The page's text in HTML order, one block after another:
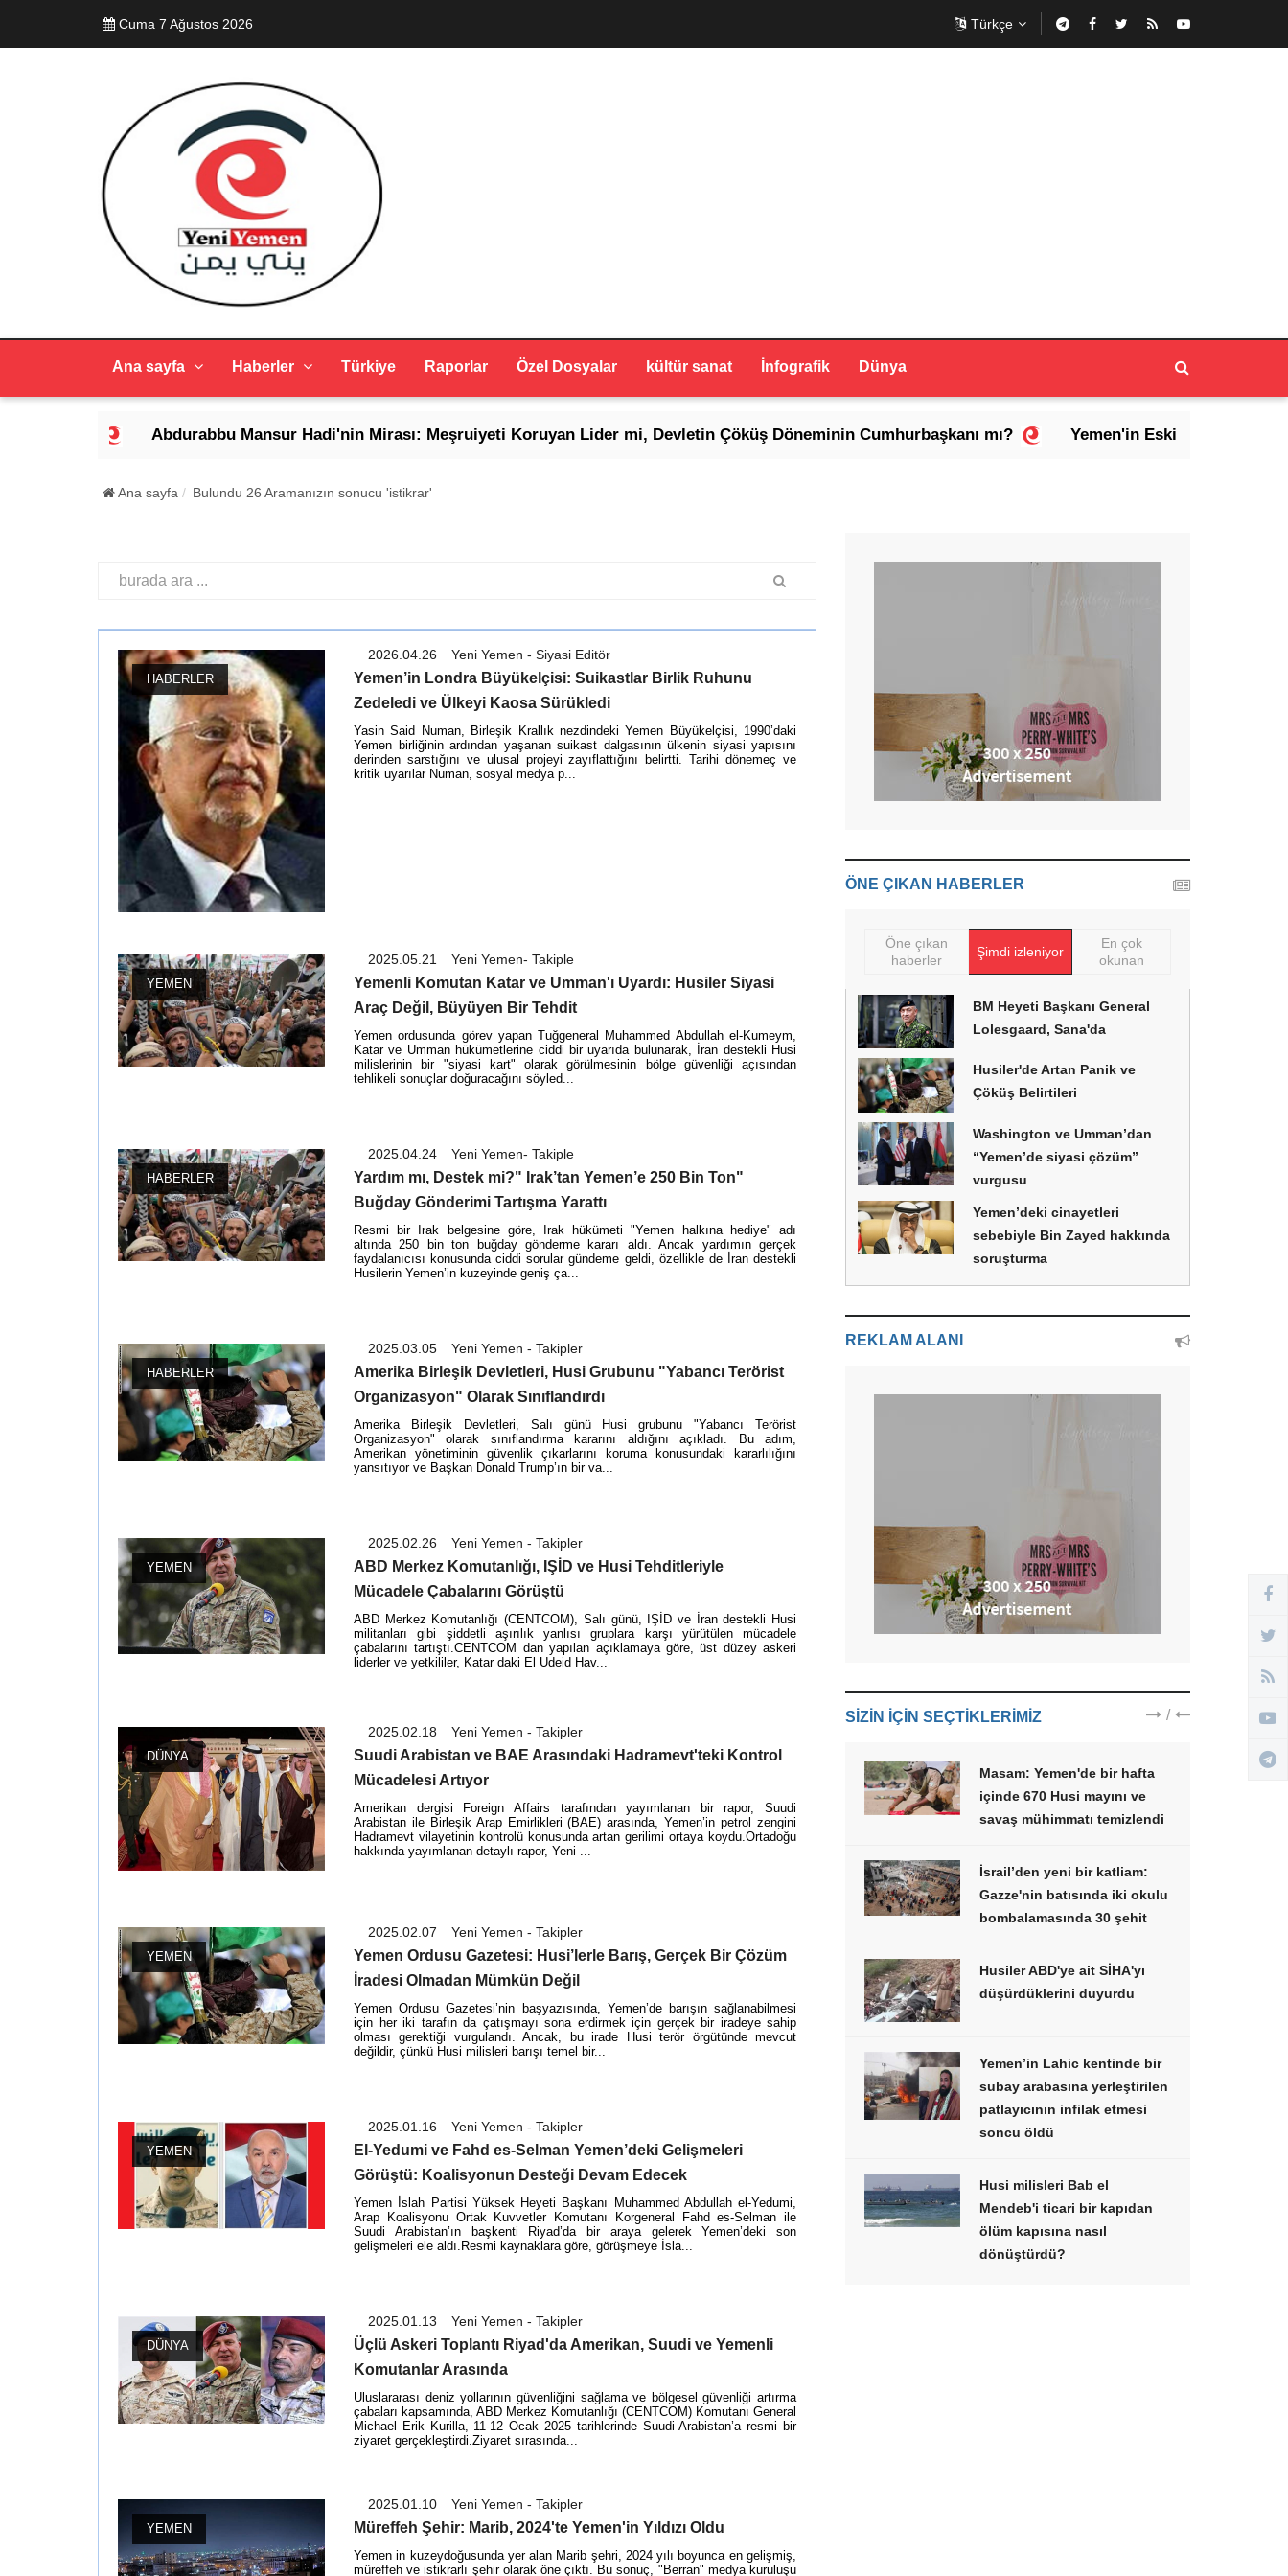
Cuma 7 Ağustos 2026 Türkçe
Ana sayfa Haberler Türkiye Raporlar Özel Dosyalar kültür sanat İnfografik Dünya
Abdurabbu Mansur Hadi'nin Mirası: Meşruiyeti Koruyan Lider mi, Devletin Çöküş Döneminin Cumhurbaşkanı mı? Yemen'in Eski Cumhurbaşkanı
Ana sayfa Bulundu 26 Aramanızın sonucu 'istikrar'
HABERLER
Yeni Yemen - Siyasi Editör
2026.04.26
Yemen’in Londra Büyükelçisi: Suikastlar Birlik Ruhunu
Zedeledi ve Ülkeyi Kaosa Sürükledi
Yasin Said Numan, Birleşik Krallık nezdindeki Yemen Büyükelçisi, 1990’daki
Yemen birliğinin ardından yaşanan suikast dalgasının ülkenin siyasi yapısını
derinden sarstığını ve ulusal projeyi zayıflattığını belirtti. Tarihi dönemeç ve
kritik uyarılar Numan, sosyal medya p...
YEMEN
Yeni Yemen- Takiple
2025.05.21
Yemenli Komutan Katar ve Umman'ı Uyardı: Husiler Siyasi
Araç Değil, Büyüyen Bir Tehdit
Yemen ordusunda görev yapan Tuğgeneral Muhammed Abdullah el-Kumeym,
Katar ve Umman hükümetlerine ciddi bir uyarıda bulunarak, İran destekli Husi
milislerinin bir "siyasi kart" olarak görülmesinin bölge güvenliği açısından
tehlikeli sonuçlar doğuracağını söyled...
HABERLER
Yeni Yemen- Takiple
2025.04.24
"Yardım mı, Destek mi?" Irak’tan Yemen’e 250 Bin Ton
Buğday Gönderimi Tartışma Yarattı
Resmi bir Irak belgesine göre, Irak hükümeti "Yemen halkına hediye" adı
altında 250 bin ton buğday gönderme kararı aldı. Ancak yardımın gerçek
faydalanıcısı konusunda ciddi sorular gündeme geldi, özellikle de İran destekli
Husilerin Yemen’in kuzeyinde geniş ça...
HABERLER
Yeni Yemen - Takipler
2025.03.05
Amerika Birleşik Devletleri, Husi Grubunu "Yabancı Terörist
Organizasyon" Olarak Sınıflandırdı
Amerika Birleşik Devletleri, Salı günü Husi grubunu "Yabancı Terörist
Organizasyon" olarak sınıflandırma kararını aldığını açıkladı. Bu adım,
Amerikan yönetiminin güvenlik çıkarlarını koruma konusundaki kararlılığını
yansıtıyor ve Başkan Donald Trump’ın bir va...
YEMEN
Yeni Yemen - Takipler
2025.02.26
ABD Merkez Komutanlığı, IŞİD ve Husi Tehditleriyle
Mücadele Çabalarını Görüştü
ABD Merkez Komutanlığı (CENTCOM), Salı günü, IŞİD ve İran destekli Husi
militanları gibi şiddetli aşırılık yanlısı gruplara karşı yürütülen mücadele
çabalarını tartıştı.CENTCOM dan yapılan açıklamaya göre, üst düzey askeri
liderler ve yetkililer, Katar daki El Udeid Hav...
DÜNYA
Yeni Yemen - Takipler
2025.02.18
Suudi Arabistan ve BAE Arasındaki Hadramevt'teki Kontrol
Mücadelesi Artıyor
Amerikan dergisi Foreign Affairs tarafından yayımlanan bir rapor, Suudi
Arabistan ile Birleşik Arap Emirlikleri (BAE) arasında, Yemen’in petrol zengini
Hadramevt vilayetinin kontrolü konusunda artan gerilimi ortaya koydu.Ortadoğu
hakkında yayımlanan detaylı rapor, Yeni ...
YEMEN
Yeni Yemen - Takipler
2025.02.07
Yemen Ordusu Gazetesi: Husi’lerle Barış, Gerçek Bir Çözüm
İradesi Olmadan Mümkün Değil
Yemen Ordusu Gazetesi’nin başyazısında, Yemen’de barışın sağlanabilmesi
için her iki tarafın da çatışmayı sona erdirmek için gerçek bir iradeye sahip
olması gerektiği vurgulandı. Ancak, bu irade Husi terör örgütünde mevcut
değildir, çünkü Husi milisleri barışı temel bir...
YEMEN
Yeni Yemen - Takipler
2025.01.16
El-Yedumi ve Fahd es-Selman Yemen’deki Gelişmeleri
Görüştü: Koalisyonun Desteği Devam Edecek
Yemen İslah Partisi Yüksek Heyeti Başkanı Muhammed Abdullah el-Yedumi,
Arap Koalisyonu Ortak Kuvvetler Komutanı Korgeneral Fahd es-Selman ile
Suudi Arabistan’ın başkenti Riyad’da bir araya gelerek Yemen’deki son
gelişmeleri ele aldı.Resmi kaynaklara göre, görüşmeye İsla...
DÜNYA
Yeni Yemen - Takipler
2025.01.13
Üçlü Askeri Toplantı Riyad'da Amerikan, Suudi ve Yemenli
Komutanlar Arasında
Uluslararası deniz yollarının güvenliğini sağlama ve bölgesel güvenliği artırma
çabaları kapsamında, ABD Merkez Komutanlığı (CENTCOM) Komutanı General
Michael Erik Kurilla, 11-12 Ocak 2025 tarihlerinde Suudi Arabistan’a resmi bir
ziyaret gerçekleştirdi.Ziyaret sırasında...
YEMEN
Yeni Yemen - Takipler
2025.01.10
Müreffeh Şehir: Marib, 2024'te Yemen'in Yıldızı Oldu
Yemen in kuzeydoğusunda yer alan Marib şehri, 2024 yılı boyunca en gelişmiş,
müreffeh ve istikrarlı şehir olarak öne çıktı. Bu sonuç, "Berran" medya kuruluşu
ÖNE ÇIKAN HABERLER
Öne çıkan
haberler
Şimdi izleniyor
En çok
okunan
BM Heyeti Başkanı General
Lolesgaard, Sana'da
Husiler'de Artan Panik ve
Çöküş Belirtileri
Washington ve Umman’dan
“Yemen’de siyasi çözüm”
vurgusu
Yemen’deki cinayetleri
sebebiyle Bin Zayed hakkında
soruşturma
REKLAM ALANI
SIZIN IÇIN SEÇTIKLERIMIZ /
Masam: Yemen'de bir hafta
içinde 670 Husi mayını ve
savaş mühimmatı temizlendi
İsrail’den yeni bir katliam:
Gazze'nin batısında iki okulu
bombalamasında 30 şehit
Husiler ABD'ye ait SİHA'yı
düşürdüklerini duyurdu
Yemen’in Lahic kentinde bir
subay arabasına yerleştirilen
patlayıcının infilak etmesi
soncu öldü
Husi milisleri Bab el
Mendeb'i ticari bir kapıdan
ölüm kapısına nasıl
dönüştürdü?